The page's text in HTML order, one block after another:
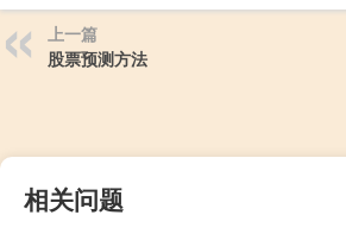
上一篇
股票预测方法
相关问题